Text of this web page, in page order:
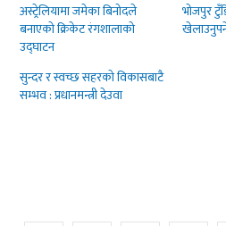
अस्ट्रेलियामा जमेका बिनोदले
बनाएको क्रिकेट रंगशालाको
उद्घाटन
भोजपुर
सुन्दर र स्वच्छ सहरको विकासबाटै
सम्भव : प्रधानमन्त्री देउवा